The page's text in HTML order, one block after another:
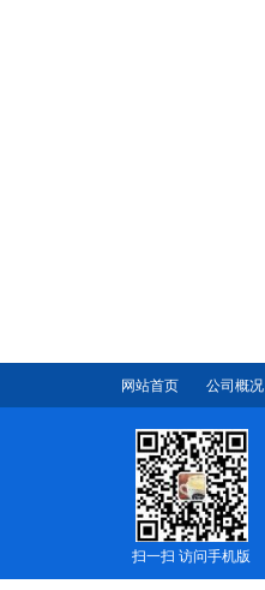
网站首页 公司概况
扫一扫 访问手机版